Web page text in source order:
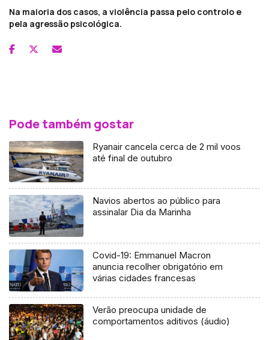
Na maioria dos casos, a violência passa pelo controlo e
pela agressão psicológica.
Pode também gostar
Ryanair cancela cerca de 2 mil voos
até final de outubro
Navios abertos ao público para
assinalar Dia da Marinha
Covid-19: Emmanuel Macron
anuncia recolher obrigatório em
várias cidades francesas
Verão preocupa unidade de
comportamentos aditivos (áudio)